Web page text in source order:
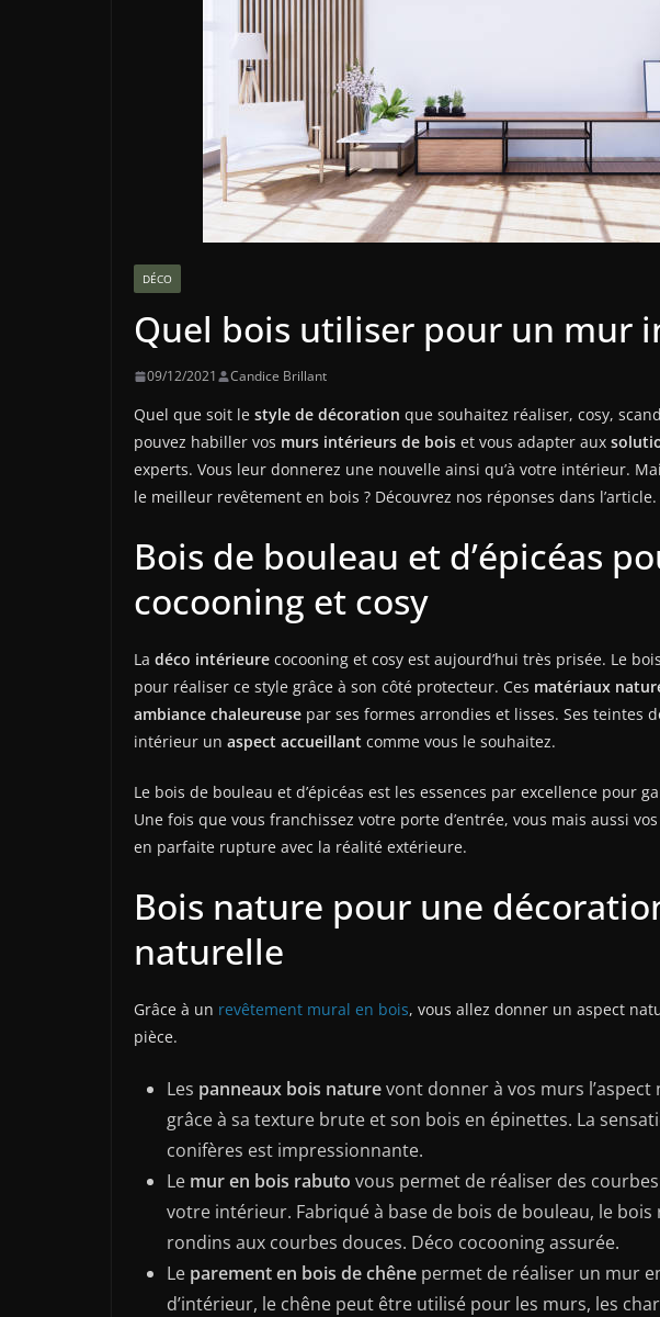
DÉCO
Quel bois utiliser pour un mur
09/12/2021 Candice Brillant
Quel que soit le style de décoration que souhaitez réaliser, cosy,
pouvez habiller vos murs intérieurs de bois et vous adapter aux
experts. Vous leur donnerez une nouvelle ainsi qu’à votre intérieur.
le meilleur revêtement en bois ? Découvrez nos réponses dans l’article.
Bois de bouleau et d’épicéas
cocooning et cosy
La déco intérieure cocooning et cosy est aujourd’hui très prisée. Le
pour réaliser ce style grâce à son côté protecteur. Ces matériaux
ambiance chaleureuse par ses formes arrondies et lisses. Ses teintes
intérieur un aspect accueillant comme vous le souhaitez.
Le bois de bouleau et d’épicéas est les essences par excellence pour
Une fois que vous franchissez votre porte d’entrée, vous mais aussi
en parfaite rupture avec la réalité extérieure.
Bois nature pour une
naturelle
Grâce à un revêtement mural en bois, vous allez donner un aspect
pièce.
Les panneaux bois naturevont donner à vos murs
grâce à sa texture brute et son bois en épinettes. La
conifères est impressionnante.
Le mur en bois rabuto vous permet de réaliser des
votre intérieur. Fabriqué à base de bois de bouleau, le
rondins aux courbes douces. Déco cocooning assurée.
Le parement en bois de chêne permet de réaliser un mur
d’intérieur, le chêne peut être utilisé pour les murs, les